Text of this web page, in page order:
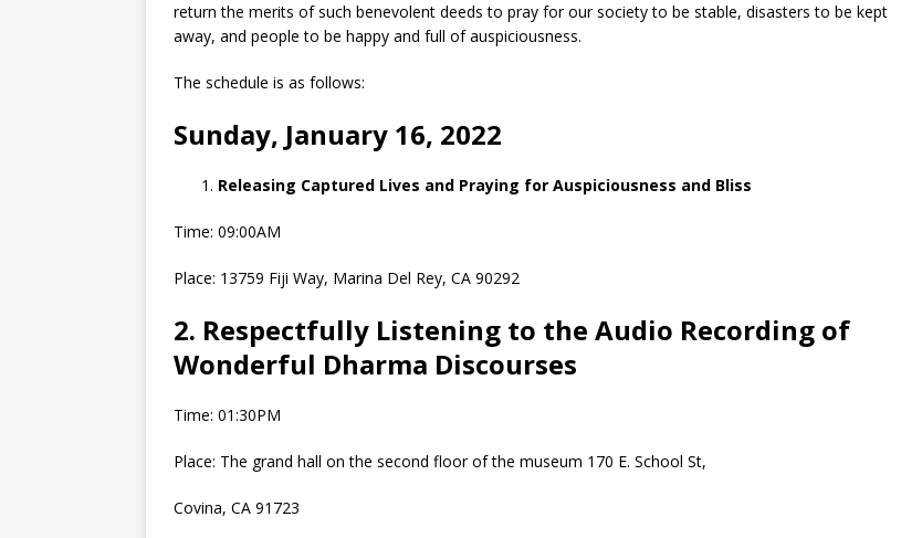
return the merits of such benevolent deeds to pray for our society to be stable, disasters to be kept
away, and people to be happy and full of auspiciousness.
The schedule is as follows:
Sunday, January 16, 2022
Releasing Captured Lives and Praying for Auspiciousness and Bliss
Time: 09:00AM
Place: 13759 Fiji Way, Marina Del Rey, CA 90292
2. Respectfully Listening to the Audio Recording of
Wonderful Dharma Discourses
Time: 01:30PM
Place: The grand hall on the second floor of the museum 170 E. School St,
Covina, CA 91723